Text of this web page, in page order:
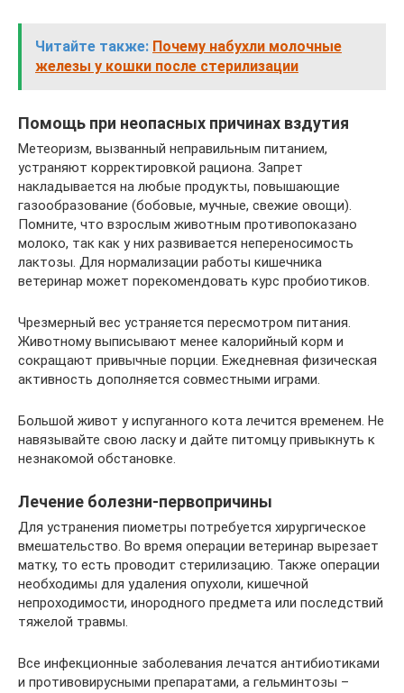
Читайте также: Почему набухли молочные
железы у кошки после стерилизации
Помощь при неопасных причинах вздутия
Метеоризм, вызванный неправильным питанием,
устраняют корректировкой рациона. Запрет
накладывается на любые продукты, повышающие
газообразование (бобовые, мучные, свежие овощи).
Помните, что взрослым животным противопоказано
молоко, так как у них развивается непереносимость
лактозы. Для нормализации работы кишечника
ветеринар может порекомендовать курс пробиотиков.
Чрезмерный вес устраняется пересмотром питания.
Животному выписывают менее калорийный корм и
сокращают привычные порции. Ежедневная физическая
активность дополняется совместными играми.
Большой живот у испуганного кота лечится временем. Не
навязывайте свою ласку и дайте питомцу привыкнуть к
незнакомой обстановке.
Лечение болезни-первопричины
Для устранения пиометры потребуется хирургическое
вмешательство. Во время операции ветеринар вырезает
матку, то есть проводит стерилизацию. Также операции
необходимы для удаления опухоли, кишечной
непроходимости, инородного предмета или последствий
тяжелой травмы.
Все инфекционные заболевания лечатся антибиотиками
и противовирусными препаратами, а гельминтозы –